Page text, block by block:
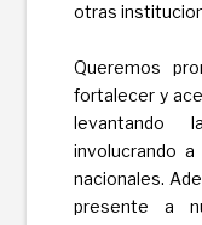
otras
Queremos
fortalecer y
levantando
involucrando
nacionales.
presente a